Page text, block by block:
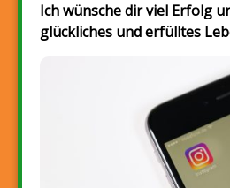
Ich wünsche dir viel Erfolg
glückliches und erfülltes